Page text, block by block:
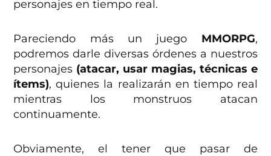
personajes en tiempo real.
Pareciendo más un juego MMORPG,
podremos darle diversas órdenes a nuestros
personajes (atacar, usar magias, técnicas e
ítems), quienes la realizarán en tiempo real
mientras los monstruos atacan
continuamente.
Obviamente, el tener que pasar de